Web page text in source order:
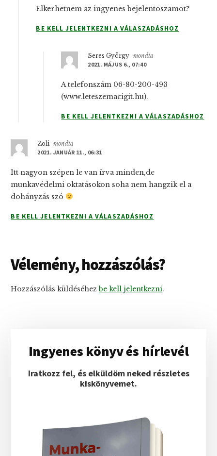
Elkerhetnem az ingyenes bejelentoszamot?
BE KELL JELENTKEZNI A VÁLASZADÁSHOZ
Seres György mondta
2021. MÁJUS 6., 07:40
A telefonszám 06-80-200-493
(www.leteszemacigit.hu).
BE KELL JELENTKEZNI A VÁLASZADÁSHOZ
Zoli mondta
2021. JANUÁR 11., 06:31
Itt nagyon szépen le van írva minden,de
munkavédelmi oktatásokon soha nem hangzik el a
dohányzás szó
BE KELL JELENTKEZNI A VÁLASZADÁSHOZ
Vélemény, hozzászólás?
Hozzászólás küldéséhezbe kell jelentkezni.
oldalsáv
Ingyenes könyv és hírlevél
Iratkozz fel, és elküldöm neked részletes
kiskönyvemet.